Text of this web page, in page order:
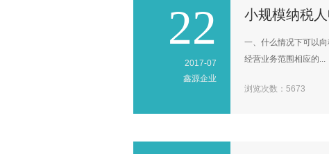
22
2017-07
鑫源企业
小规模纳税
一、什么情况下可以
经营业务范围相应的...
浏览次数：5673